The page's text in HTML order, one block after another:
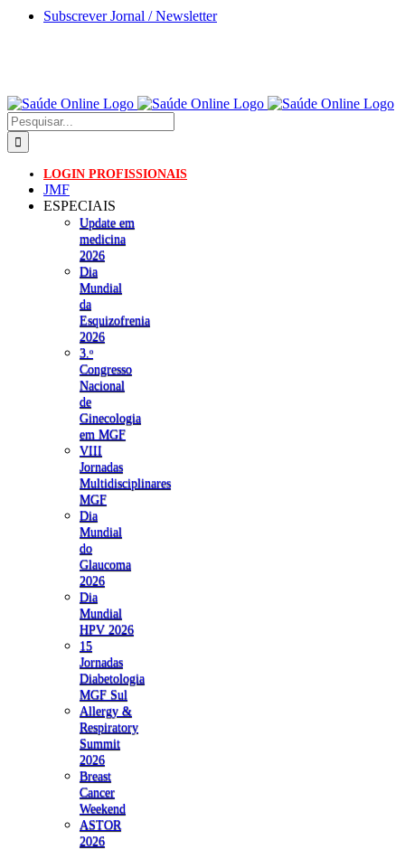
Skip
Subscrever Jornal / Newsletter
Pesquisar
LOGIN PROFISSIONAIS
JMF
ESPECIAIS
Update em
medicina
2026
Dia
Mundial
da
Esquizofrenia
2026
3.ᵒ
Congresso
Nacional
de
Ginecologia
em MGF
VIII
Jornadas
Multidisciplinares
MGF
Dia
Mundial
do
Glaucoma
2026
Dia
Mundial
HPV 2026
15
Jornadas
Diabetologia
MGF Sul
Allergy &
Respiratory
Summit
2026
Breast
Cancer
Weekend
ASTOR
2026